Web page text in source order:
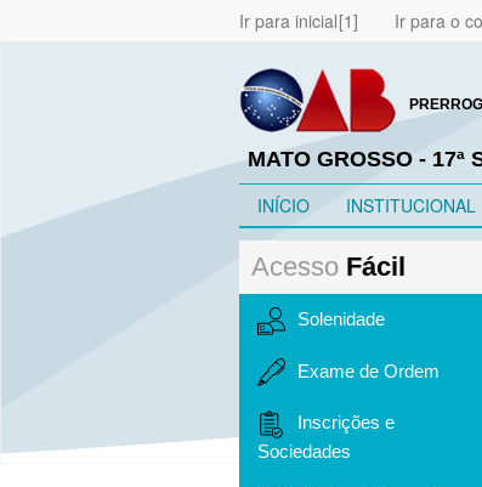
Ir para inicial Ir para o
MATO GROSSO - 17ª
INÍCIO INSTITUCIONAL
Acesso Fácil
Solenidade
Exame de Ordem
Inscrições e
Sociedades